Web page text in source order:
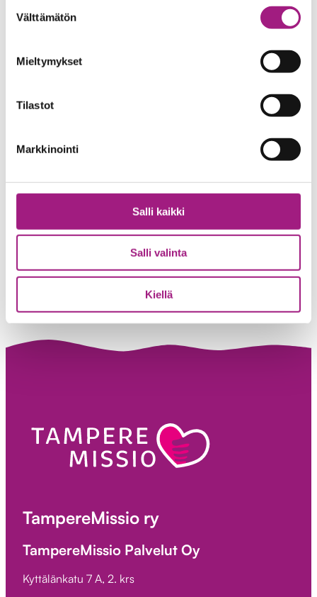
valinta
Välttämätön
Mieltymykset
Tilastot
Markkinointi
Salli kaikki
Salli valinta
Kiellä
TampereMissio ry
TampereMissio Palvelut Oy
Kyttälänkatu 7 A, 2. krs